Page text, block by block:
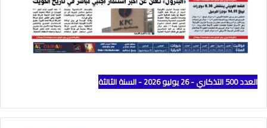
العدد 500 التذكاري - 26 يوليو 2026 - السنة الثالثة